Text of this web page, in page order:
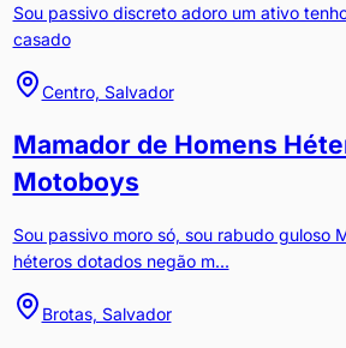
Sou passivo discreto adoro um ativo
casado
Centro, Salvador
Mamador de Homens
Motoboys
Sou passivo moro só, sou rabudo guloso
héteros dotados negão m...
Brotas, Salvador